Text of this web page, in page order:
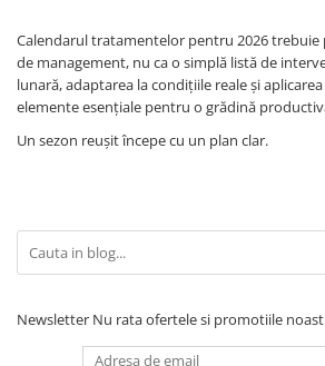
Calendarul tratamentelor pentru 2026
de management, nu ca o simplă listă de
lunară, adaptarea la condițiile reale și
elemente esențiale pentru o grădină
Un sezon reușit începe cu un plan clar.
Newsletter Nu rata ofertele si promotiile